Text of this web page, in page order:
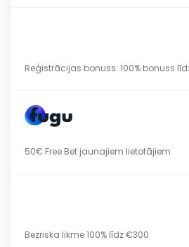
Reģistrācijas bonuss: 100% bonuss
50€ Free Bet jaunajiem lietotājiem
Bezriska likme 100% līdz €300